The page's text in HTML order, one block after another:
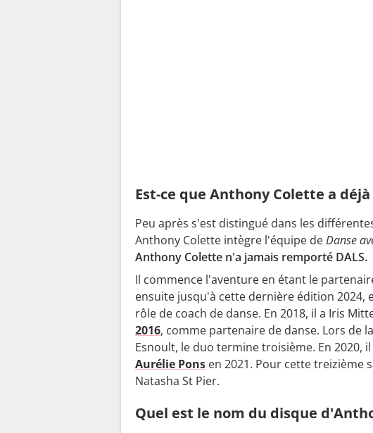
Est-ce que Anthony Colette a
Peu après s'est distingué dans les
Anthony Colette intègre l'équipe deDanse
Anthony Colette n'a jamais remporté DALS.
Il commence l'aventure en étant le
ensuite jusqu'à cette dernière édition
rôle de coach de danse. En 2018, il a Iris
2016, comme partenaire de danse. Lors de
Esnoult, le duo termine troisième. En 2020,
Aurélie Pons en 2021. Pour cette treizième
Natasha St Pier.
Quel est le nom du disque